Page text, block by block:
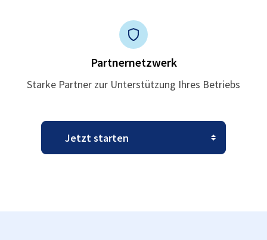
Partnernetzwerk
Starke Partner zur Unterstützung Ihres Betriebs